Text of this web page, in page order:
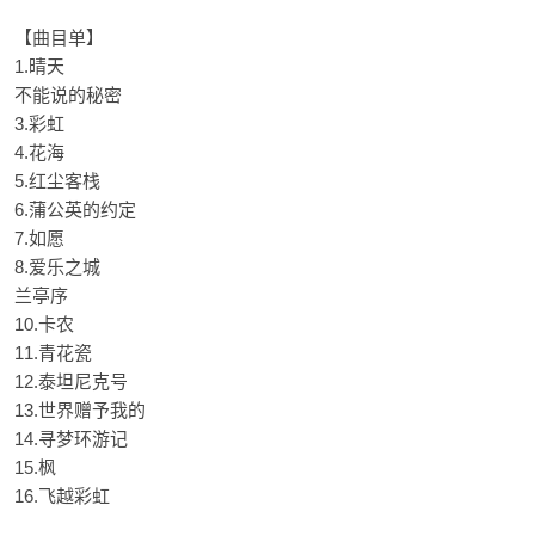
【曲目单】
1.晴天
不能说的秘密
3.彩虹
4.花海
5.红尘客栈
6.蒲公英的约定
7.如愿
8.爱乐之城
兰亭序
10.卡农
11.青花瓷
12.泰坦尼克号
13.世界赠予我的
14.寻梦环游记
15.枫
16.飞越彩虹